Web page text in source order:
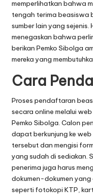
memperlihatkan bahwa
tengah terima beasiswa
sumber lain yang sejenis.
menegaskan bahwa
berikan Pemko Sibolga
mereka yang
Cara
Proses pendaftaran
secara online melalui
Pemko Sibolga. Calon
dapat berkunjung ke
tersebut dan mengisi
yang sudah di sediakan.
penerima juga harus
dokumen-dokumen yang
seperti fotokopi KTP,